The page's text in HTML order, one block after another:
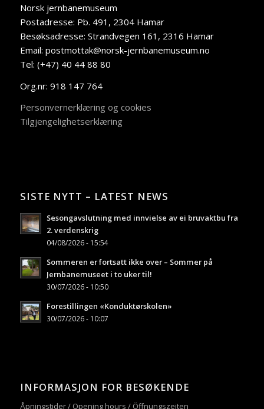
Norsk jernbanemuseum
Postadresse: Pb. 491, 2304 Hamar
Besøksadresse: Strandvegen 161, 2316 Hamar
Email: postmottak@norsk-jernbanemuseum.no
Tel: (+47) 40 44 88 80
Org.nr: 918 147 764
Personvernerklæring og cookies
Tilgjengelighetserklæring
SISTE NYTT – LATEST NEWS
Sesongavslutning med innvielse av ei bruvaktbu fra
2. verdenskrig
04/08/2026 - 15:54
Sommeren er fortsatt ikke over – Sommer på
Jernbanemuseet i to uker til!
30/07/2026 - 10:50
Forestillingen «Konduktørskolen»
30/07/2026 - 10:07
INFORMASJON FOR BESØKENDE
Åpningstider / Opening hours / Öffnungszeiten